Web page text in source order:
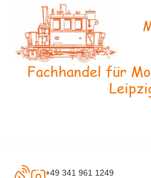
Fachhandel für
+49 341 961 1249